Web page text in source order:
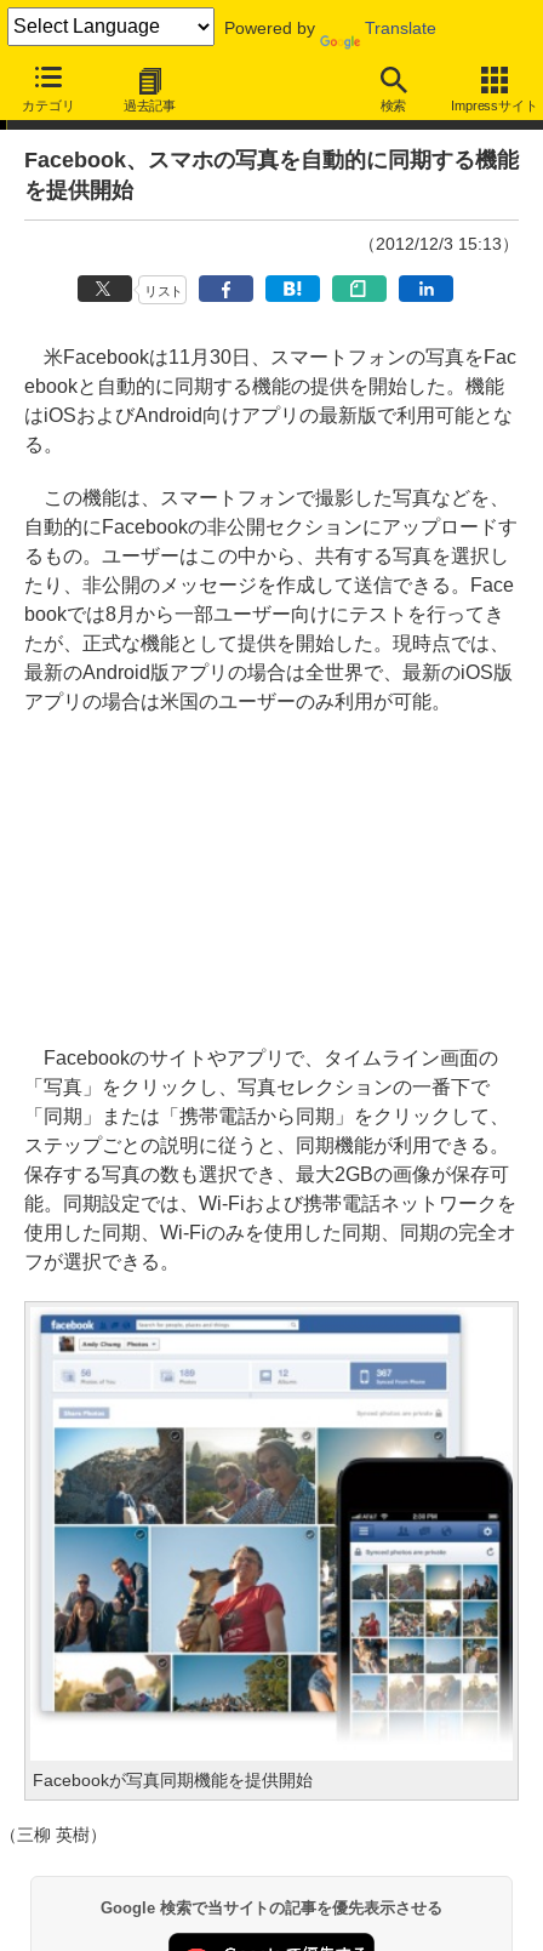
Powered by Translate
カテゴリ 過去記事 検索 Impressサイト
ニュース
Facebook、スマホの写真を自動的に同期する機能
を提供開始
（2012/12/3 15:13）
リスト
米Facebookは11月30日、スマートフォンの写真をFac
ebookと自動的に同期する機能の提供を開始した。機能
はiOSおよびAndroid向けアプリの最新版で利用可能とな
る。
この機能は、スマートフォンで撮影した写真などを、
自動的にFacebookの非公開セクションにアップロードす
るもの。ユーザーはこの中から、共有する写真を選択し
たり、非公開のメッセージを作成して送信できる。Face
bookでは8月から一部ユーザー向けにテストを行ってき
たが、正式な機能として提供を開始した。現時点では、
最新のAndroid版アプリの場合は全世界で、最新のiOS版
アプリの場合は米国のユーザーのみ利用が可能。
Facebookのサイトやアプリで、タイムライン画面の
「写真」をクリックし、写真セレクションの一番下で
「同期」または「携帯電話から同期」をクリックして、
ステップごとの説明に従うと、同期機能が利用できる。
保存する写真の数も選択でき、最大2GBの画像が保存可
能。同期設定では、Wi-Fiおよび携帯電話ネットワークを
使用した同期、Wi-Fiのみを使用した同期、同期の完全オ
フが選択できる。
Facebookが写真同期機能を提供開始
（三柳 英樹）
Google 検索で当サイトの記事を優先表示させる